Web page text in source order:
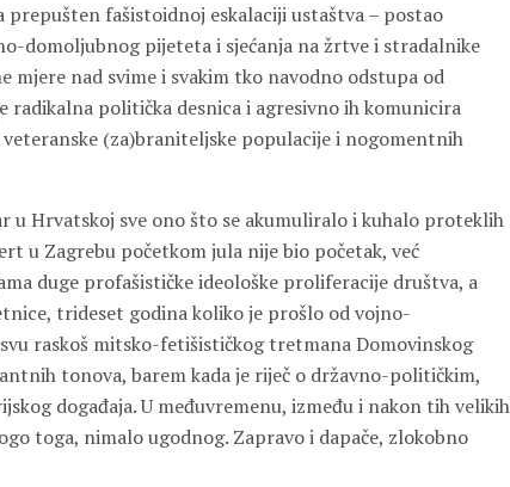
fašistoidnoj eskalaciji ustaštva – postao
domoljubnog pijeteta i sjećanja na žrtve i stradalnike
nad svime i svakim tko navodno odstupa od
politička desnica i agresivno ih komunicira
(za)braniteljske populacije i nogomentnih
u Hrvatskoj sve ono što se akumuliralo i kuhalo proteklih
u Zagrebu početkom jula nije bio početak, već
duge profašističke ideološke proliferacije društva, a
trideset godina koliko je prošlo od vojno-
raskoš mitsko-fetišističkog tretmana Domovinskog
tonova, barem kada je riječ o državno-političkim,
događaja. U međuvremenu, između i nakon tih velikih
toga, nimalo ugodnog. Zapravo i dapače, zlokobno